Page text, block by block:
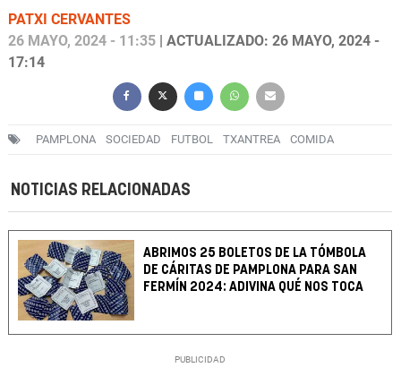
PATXI CERVANTES
26 MAYO, 2024 - 11:35 | ACTUALIZADO: 26 MAYO, 2024 -
17:14
PAMPLONA SOCIEDAD FUTBOL TXANTREA COMIDA
NOTICIAS RELACIONADAS
ABRIMOS 25 BOLETOS DE LA TÓMBOLA
DE CÁRITAS DE PAMPLONA PARA SAN
FERMÍN 2024: ADIVINA QUÉ NOS TOCA